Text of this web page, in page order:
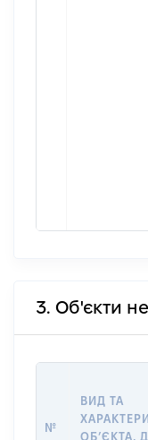
3. Об'єкти
№
ВИД ТА
ОБʼЄКТА,